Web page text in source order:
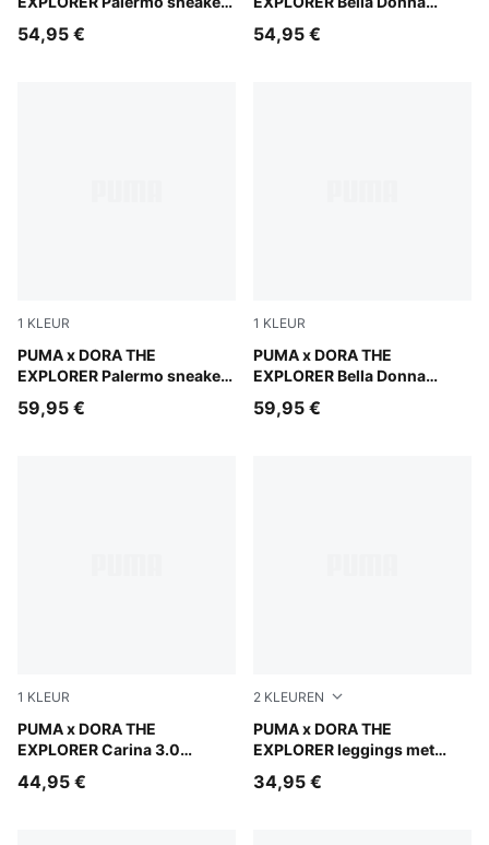
54,95 € 54,95 €
1 KLEUR
PUMA x DORA THE
EXPLORER Palermo sneakers
Mauve Glow-Warm White
59,95 €
1 KLEUR
PUMA x DORA THE
EXPLORER Bella Donna
Chambray Blue-PUMA White
59,95 €
1 KLEUR
PUMA x DORA THE
EXPLORER Carina 3.0
Warm White-Bright Papaya
44,95 €
2 KLEUREN
PUMA x DORA THE
EXPLORER leggings met
Mauve Glow
34,95 €